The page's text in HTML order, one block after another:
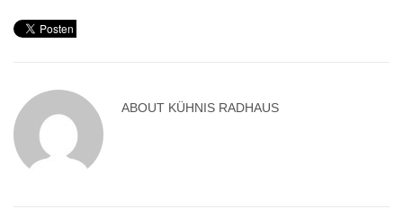
ABOUT KÜHNIS RADHAUS